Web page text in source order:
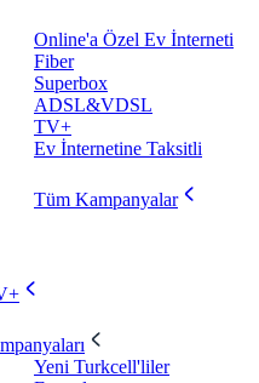
Online'a Özel Ev İnterneti
Fiber
Superbox
ADSL&VDSL
TV+
Ev İnternetine Taksitli
Tüm Kampanyalar
Yeni Turkcell'liler